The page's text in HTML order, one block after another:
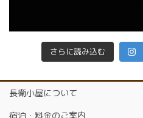
さらに読み込む
長衛小屋について
宿泊・料金のご案内